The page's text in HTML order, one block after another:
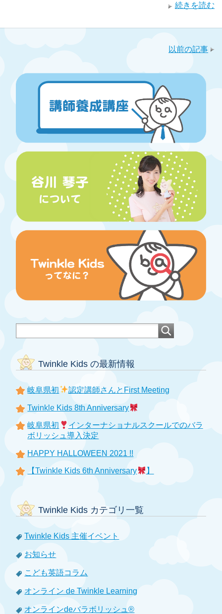
続きを読む
以前の記事
Twinkle Kids の最新情報
岐阜県初 認定講師さんとFirst Meeting
Twinkle Kids 8th Anniversary
岐阜県初
インターナショナルスクールでのバラ
ボリッシュ導入決定
HAPPY HALLOWEEN 2021 !!
【Twinkle Kids 6th Anniversary 】
Twinkle Kids カテゴリ一覧
Twinkle Kids 主催イベント
お知らせ
こども英語コラム
オンライン de Twinkle Learning
オンラインdeバラボリッシュ®